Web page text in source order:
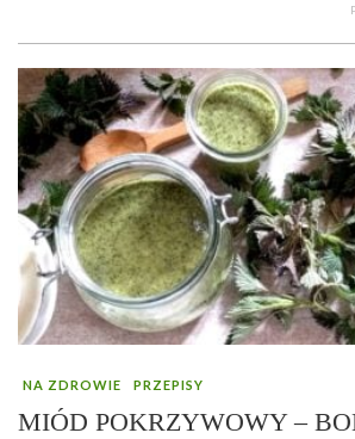
NA ZDROWIE PRZEPISY
MIÓD POKRZYWOWY –